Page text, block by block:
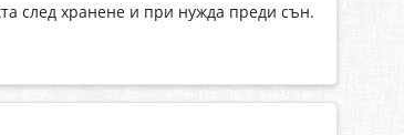
след хранене и при нужда преди сън.